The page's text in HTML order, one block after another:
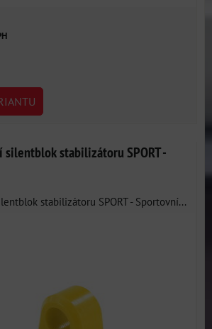
stabilizátoru SPORT -
stabilizátoru SPORT - Sportovní...